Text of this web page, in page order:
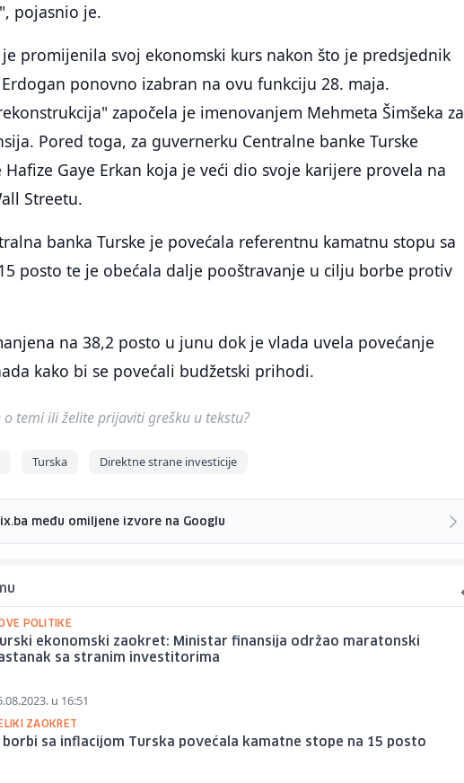
pojasnio je.
je promijenila svoj ekonomski kurs nakon što je predsjednik
Erdogan ponovno izabran na ovu funkciju 28. maja.
započela je imenovanjem Mehmeta Šimšeka za
Pored toga, za guvernerku Centralne banke Turske
Gaye Erkan koja je veći dio svoje karijere provela na
Streetu.
banka Turske je povećala referentnu kamatnu stopu sa
posto te je obećala dalje pooštravanje u cilju borbe protiv
na 38,2 posto u junu dok je vlada uvela povećanje
kako bi se povećali budžetski prihodi.
o temi ili želite prijaviti grešku u tekstu?
Turska Direktne strane investicije
među omiljene izvore na Googlu
POLITIKE
ekonomski zaokret: Ministar finansija održao maratonski
sa stranim investitorima
u 16:51
ZAOKRET
borbi sa inflacijom Turska povećala kamatne stope na 15 posto